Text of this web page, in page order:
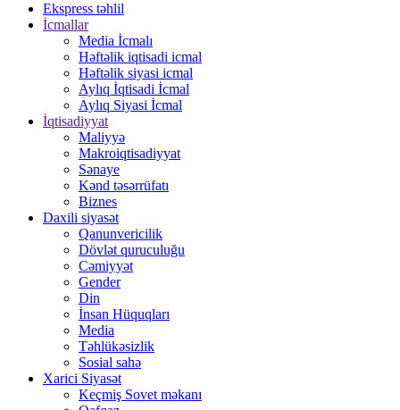
Ekspress təhlil
İcmallar
Media İcmalı
Həftəlik iqtisadi icmal
Həftəlik siyasi icmal
Aylıq İqtisadi İcmal
Aylıq Siyasi İcmal
İqtisadiyyat
Maliyyə
Makroiqtisadiyyat
Sənaye
Kənd təsərrüfatı
Biznes
Daxili siyasət
Qanunvericilik
Dövlət quruculuğu
Cəmiyyət
Gender
Din
İnsan Hüquqları
Media
Təhlükəsizlik
Sosial sahə
Xarici Siyasət
Keçmiş Sovet məkanı